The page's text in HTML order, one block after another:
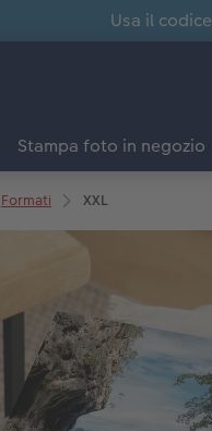
Usa il codice
Stampa foto in negozio
Formati XXL